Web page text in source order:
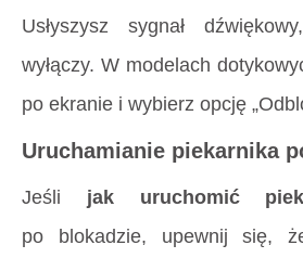
Usłyszysz sygnał
wyłączy. W modelach
po ekranie i wybierz opcję
Uruchamianie piekarnika
Jeśli jak uruchomić
po blokadzie, upewnij się,